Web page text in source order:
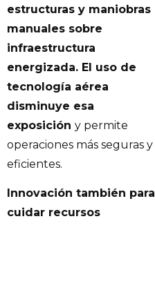
estructuras y maniobras
manuales sobre
infraestructura
energizada. El uso de
tecnología aérea
disminuye esa
exposición y permite
operaciones más seguras y
eficientes.
Innovación también para
cuidar recursos